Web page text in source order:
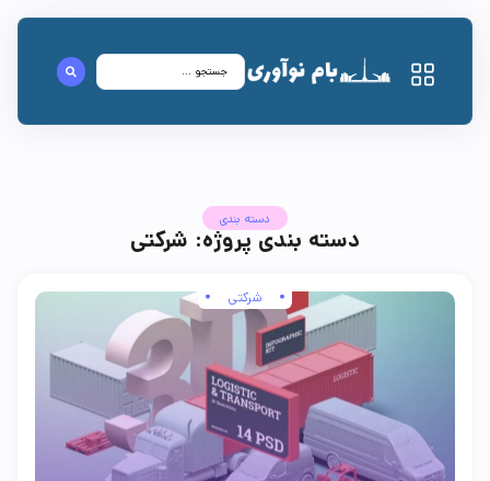
دسته بندی
دسته بندی پروژه: شرکتی
شرکتی